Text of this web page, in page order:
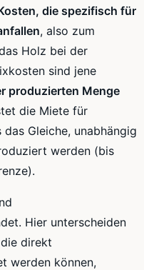
die spezifisch für
, also zum
Holz bei der
sind jene
produzierten Menge
die Miete für
Gleiche, unabhängig
werden (bis
).
Hier unterscheiden
direkt
werden können,